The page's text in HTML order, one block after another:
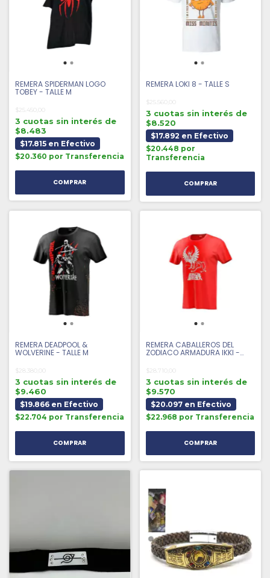
REMERA SPIDERMAN LOGO
TOBEY - TALLE M
$25.450,00
3 cuotas sin interés de
$8.483
$17.815 en Efectivo
$20.360 por Transferencia
REMERA LOKI 8 - TALLE S
$25.560,00
3 cuotas sin interés de
$8.520
$17.892 en Efectivo
$20.448 por
Transferencia
REMERA DEADPOOL &
WOLVERINE - TALLE M
$28.380,00
3 cuotas sin interés de
$9.460
$19.866 en Efectivo
$22.704 por Transferencia
REMERA CABALLEROS DEL
ZODIACO ARMADURA IKKI -
$28.710,00
3 cuotas sin interés de
$9.570
$20.097 en Efectivo
$22.968 por Transferencia